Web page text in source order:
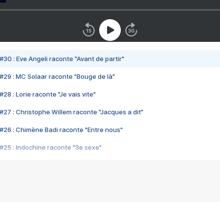
#30 : Eve Angeli raconte "Avant de partir"
#29 : MC Solaar raconte "Bouge de là"
#28 : Lorie raconte "Je vais vite"
#27 : Christophe Willem raconte "Jacques a dit"
#26 : Chimène Badi raconte "Entre nous"
#25 : Indochine raconte "3e sexe"